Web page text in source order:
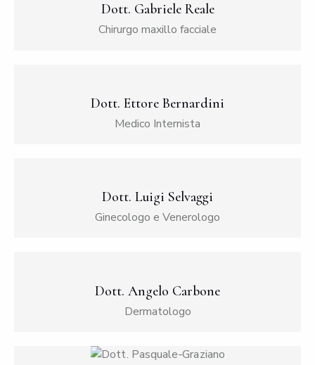
Dott. Gabriele Reale
Chirurgo maxillo facciale
Dott. Ettore Bernardini
Medico Internista
Dott. Luigi Selvaggi
Ginecologo e Venerologo
Dott. Angelo Carbone
Dermatologo